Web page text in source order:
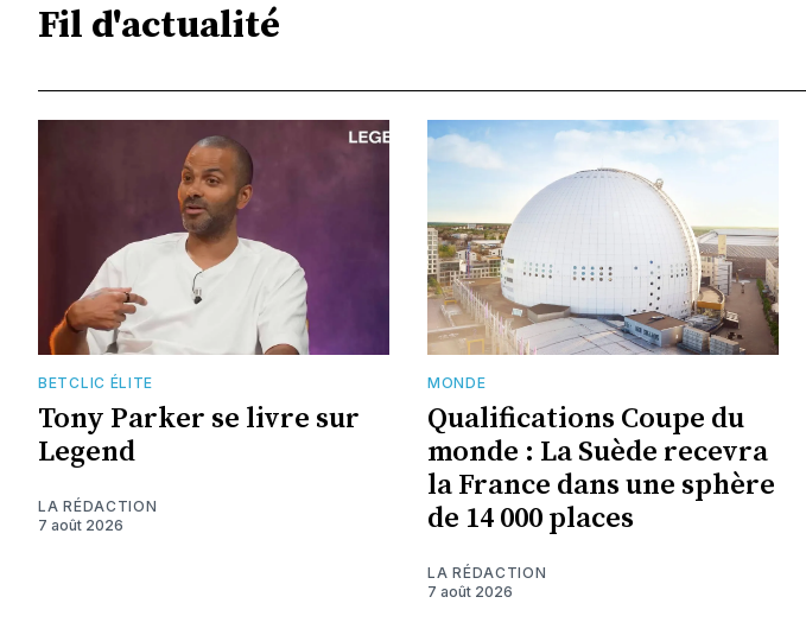
Fil d'actualité
BETCLIC ÉLITE
Tony Parker se livre sur
Legend
LA RÉDACTION
7 août 2026
MONDE
Qualifications Coupe du
monde : La Suède recevra
la France dans une sphère
de 14 000 places
LA RÉDACTION
7 août 2026